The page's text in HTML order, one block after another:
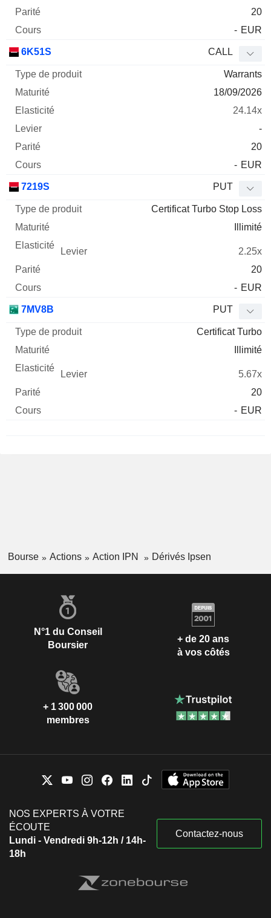
20
- EUR
6K51S CALL
Warrants
18/09/2026
24.14x
-
20
- EUR
7219S PUT
Certificat Turbo Stop Loss
Illimité
2.25x
20
- EUR
7MV8B PUT
Certificat Turbo
Illimité
5.67x
20
- EUR
Bourse Actions Action IPN Dérivés Ipsen
N°1 du Conseil
Boursier
+ de 20 ans
à vos côtés
+ 1 300 000
membres
NOS EXPERTS À VOTRE
ÉCOUTE
Lundi - Vendredi 9h-12h / 14h-
18h
Contactez-nous